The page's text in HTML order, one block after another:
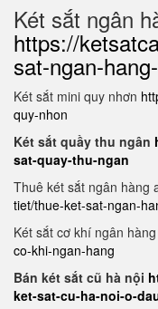
Két sắt ngân
https://
sat-ngan-
Két sắt mini quy nhơn
quy-nhon
Két sắt quầy thu ngân
sat-quay-thu-ngan
Thuê két sắt ngân hàng
tiet/thue-ket-sat-ngan-
Két sắt cơ khí ngân hàng
co-khi-ngan-hang
Bán két sắt cũ hà nội
ket-sat-cu-ha-noi-o-